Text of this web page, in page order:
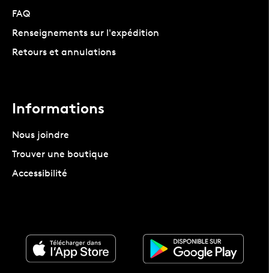
FAQ
Renseignements sur l'expédition
Retours et annulations
Informations
Nous joindre
Trouver une boutique
Accessibilité